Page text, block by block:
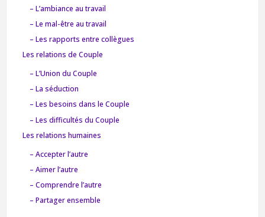
– L’ambiance au travail
– Le mal-être au travail
– Les rapports entre collègues
Les relations de Couple
– L’Union du Couple
– La séduction
– Les besoins dans le Couple
– Les difficultés du Couple
Les relations humaines
– Accepter l’autre
– Aimer l’autre
– Comprendre l’autre
– Partager ensemble